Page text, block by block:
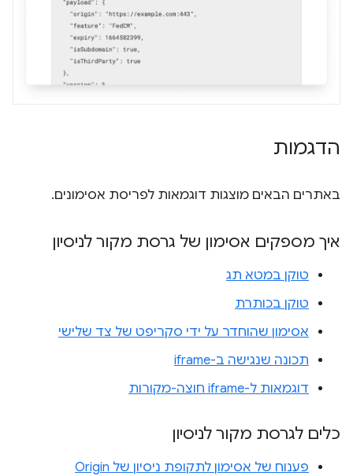
הדגמות
באתרים הבאים מוצגות דוגמאות לפריסת אסימונים.
איך מספקים אסימון של גרסת מקור לניסיון
טוקן במטא תג
טוקן בכותרת
אסימון שהוחדר על ידי סקריפט של צד שלישי
תכונה שנגישה ב-iframe
דוגמאות ל-iframe חוצה-מקורות
כלים לגרסת מקור לניסיון
פענוח של אסימון לתקופת ניסיון של Origin